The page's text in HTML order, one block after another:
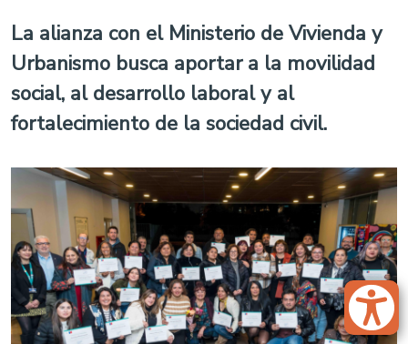
La alianza con el Ministerio de Vivienda y
Urbanismo busca aportar a la movilidad
social, al desarrollo laboral y al
fortalecimiento de la sociedad civil.